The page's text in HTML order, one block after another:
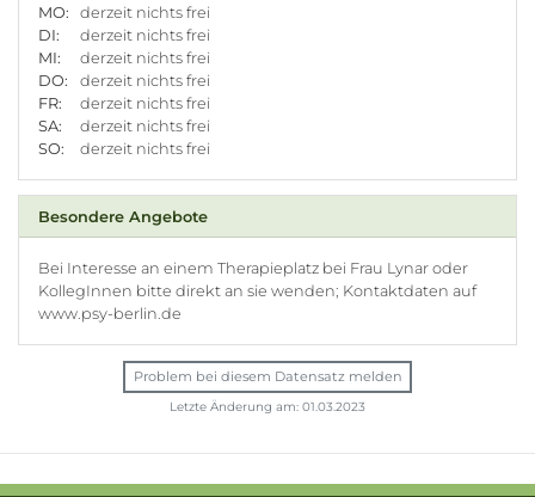
MO:
derzeit nichts frei
DI:
derzeit nichts frei
MI:
derzeit nichts frei
DO:
derzeit nichts frei
FR:
derzeit nichts frei
SA:
derzeit nichts frei
SO:
derzeit nichts frei
Besondere Angebote
Bei Interesse an einem Therapieplatz bei Frau Lynar oder
KollegInnen bitte direkt an sie wenden; Kontaktdaten auf
www.psy-berlin.de
Problem bei diesem Datensatz melden
Letzte Änderung am: 01.03.2023